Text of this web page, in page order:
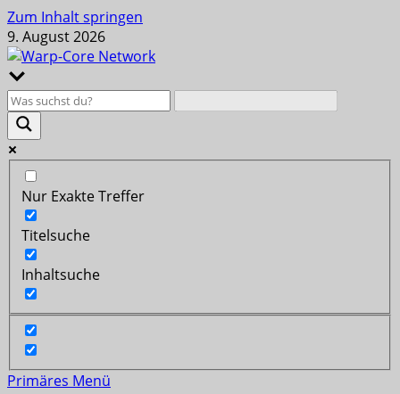
Zum Inhalt springen
9. August 2026
Nur Exakte Treffer
Titelsuche
Inhaltsuche
Primäres Menü